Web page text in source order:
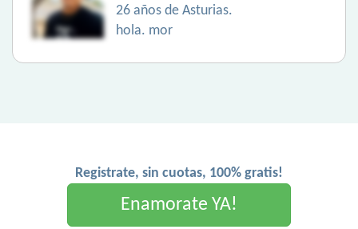
26 años de Asturias.
hola. mor
Registrate, sin cuotas, 100% gratis!
Enamorate YA!